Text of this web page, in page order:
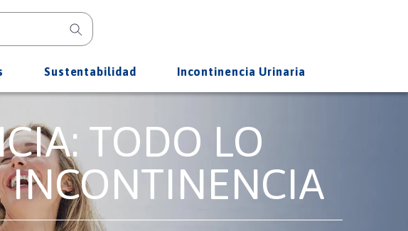
Sustentabilidad Incontinencia Urinaria
TODO LO
INCONTINENCIA